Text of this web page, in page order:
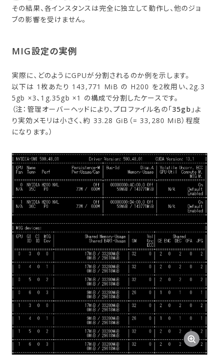
その結果、各インスタンスは完全に独立して動作し、他のジョ
ブの影響を受けません。
MIG設定の​実例
実際に、どのようにGPUが分割されるのか例を示します。
以下は 1枚あたり 143,771 MiB の H200 を2枚用い、2g.3
5gb ×3、1g.35gb ×1 の構成で分割したケースです。
（注：管理オーバーヘッドにより、プロファイル名の「35gb 」よ
り実効メモリは小さく、約 33.28 GiB（= 33,280 MiB）程度
になります。）